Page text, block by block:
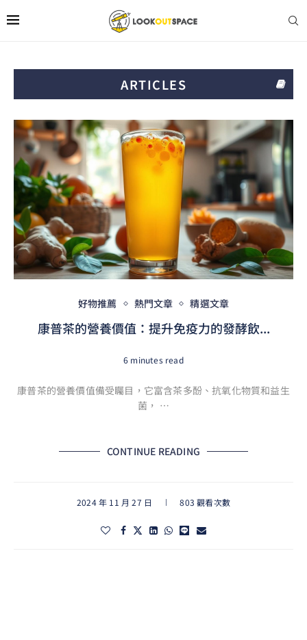
ARTICLES
好物推薦 熱門文章 精選文章
康普茶的營養價值：提升免疫力的發酵飲...
6 minutes read
康普茶的營養價值備受矚目，它富含茶多酚、抗氧化物質和益生
菌， …
CONTINUE READING
2024 年 11 月 27 日 803 觀看次數